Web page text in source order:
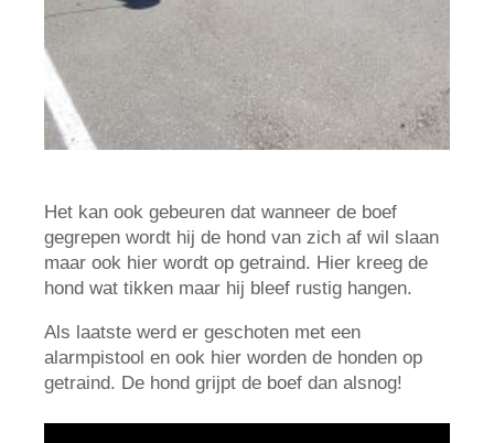
Het kan ook gebeuren dat wanneer de boef
gegrepen wordt hij de hond van zich af wil slaan
maar ook hier wordt op getraind. Hier kreeg de
hond wat tikken maar hij bleef rustig hangen.
Als laatste werd er geschoten met een
alarmpistool en ook hier worden de honden op
getraind. De hond grijpt de boef dan alsnog!